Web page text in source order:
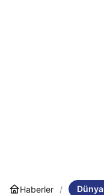
Haberler Dünya